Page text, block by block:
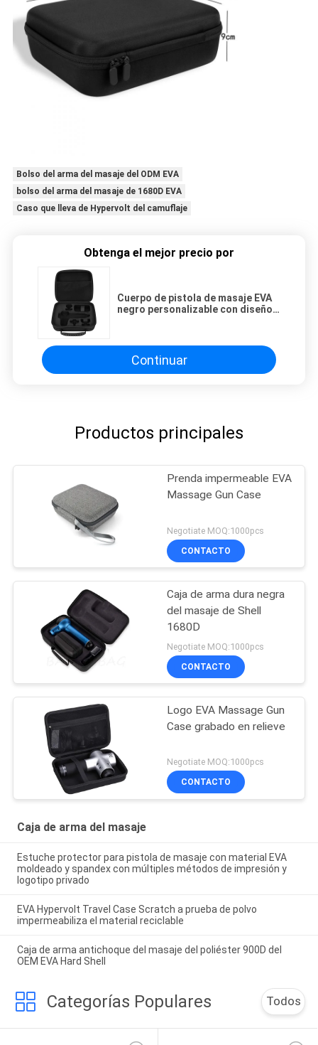
Bolso del arma del masaje del ODM EVA
bolso del arma del masaje de 1680D EVA
Caso que lleva de Hypervolt del camuflaje
Obtenga el mejor precio por
Cuerpo de pistola de masaje EVA
negro personalizable con diseño a
logotipo para profesionales
Continuar
Productos principales
Prenda impermeable EVA
Massage Gun Case
Negotiate MOQ:1000pcs
CONTACTO
Caja de arma dura negra
del masaje de Shell
1680D
Negotiate MOQ:1000pcs
CONTACTO
Logo EVA Massage Gun
Case grabado en relieve
Negotiate MOQ:1000pcs
CONTACTO
Caja de arma del masaje
Estuche protector para pistola de masaje con material EVA
moldeado y spandex con múltiples métodos de impresión y
logotipo privado
EVA Hypervolt Travel Case Scratch a prueba de polvo
impermeabiliza el material reciclable
Caja de arma antichoque del masaje del poliéster 900D del
OEM EVA Hard Shell
Categorías Populares Todos